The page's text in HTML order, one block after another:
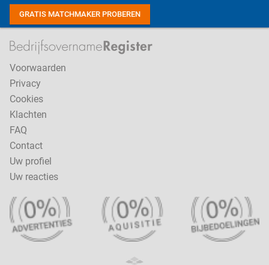
GRATIS MATCHMAKER PROBEREN
Voorwaarden
Privacy
Cookies
Klachten
FAQ
Contact
Uw profiel
Uw reacties